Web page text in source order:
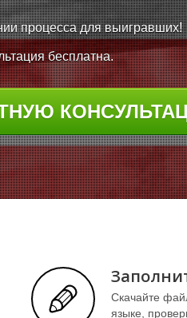
процесса для выигравших!
бесплатна.
Скачайте
языке,